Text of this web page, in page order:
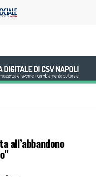
all’abbandono